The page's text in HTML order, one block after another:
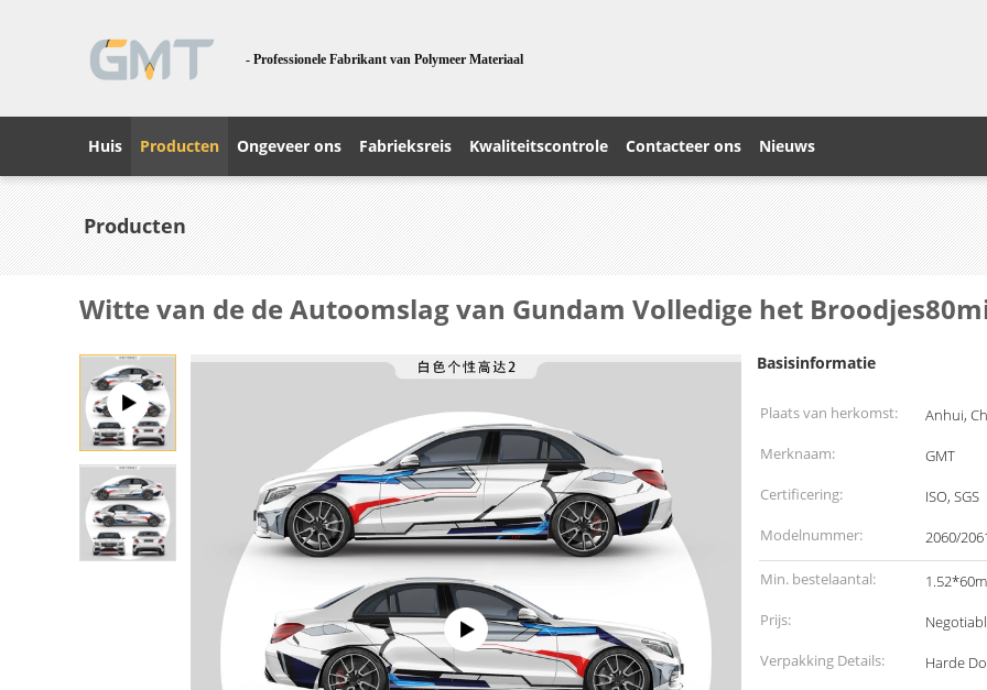
- Professionele Fabrikant van Polymeer Materiaal
Huis Producten Ongeveer ons Fabrieksreis Kwaliteitscontrole Contacteer ons Nieuws
Producten
Witte van de de Autoomslag van Gundam Volledige het
Basisinformatie
Plaats van herkomst:
Anhui,
Merknaam:
GMT
Certificering:
ISO, SGS
Modelnummer:
2060/
Min. bestelaantal:
Prijs:
Verpakking Details:
Harde